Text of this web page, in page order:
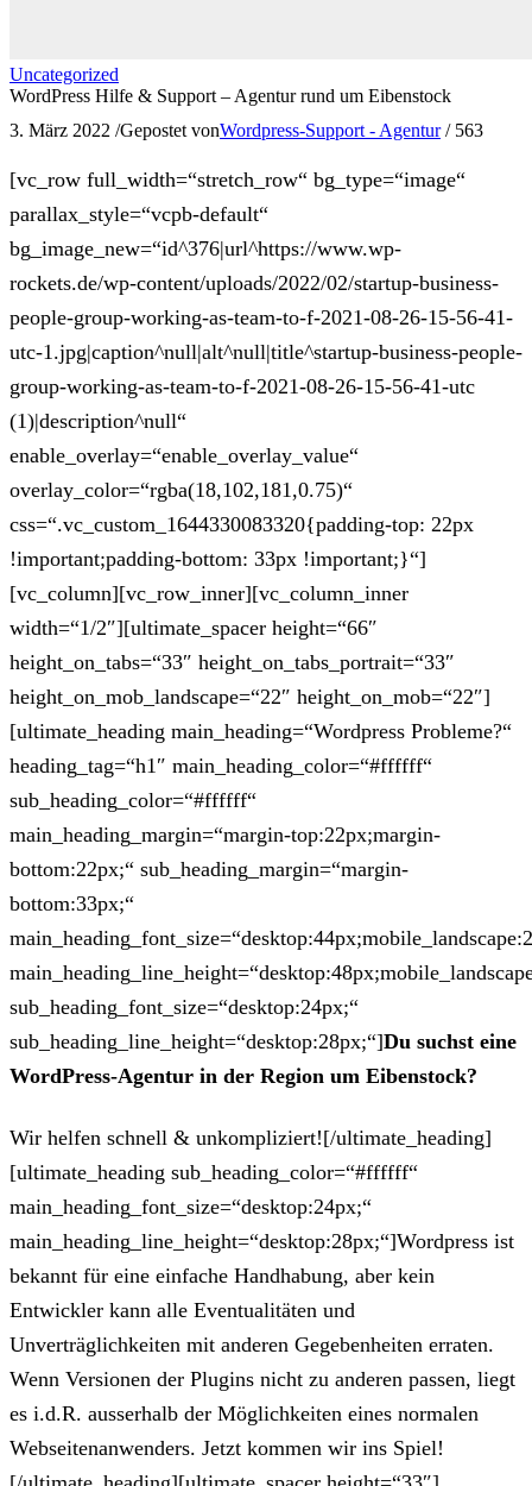
Uncategorized
WordPress Hilfe & Support – Agentur rund um Eibenstock
3. März 2022 /Gepostet vonWordpress-Support - Agentur / 563
[vc_row full_width=“stretch_row“ bg_type=“image“
parallax_style=“vcpb-default“
bg_image_new=“id^376|url^https://www.wp-
rockets.de/wp-content/uploads/2022/02/startup-business-
people-group-working-as-team-to-f-2021-08-26-15-56-41-
utc-1.jpg|caption^null|alt^null|title^startup-business-people-
group-working-as-team-to-f-2021-08-26-15-56-41-utc
(1)|description^null“
enable_overlay=“enable_overlay_value“
overlay_color=“rgba(18,102,181,0.75)“
css=“.vc_custom_1644330083320{padding-top: 22px
!important;padding-bottom: 33px !important;}“]
[vc_column][vc_row_inner][vc_column_inner
width=“1/2″][ultimate_spacer height=“66″
height_on_tabs=“33″ height_on_tabs_portrait=“33″
height_on_mob_landscape=“22″ height_on_mob=“22″]
[ultimate_heading main_heading=“Wordpress Probleme?“
heading_tag=“h1″ main_heading_color=“#ffffff“
sub_heading_color=“#ffffff“
main_heading_margin=“margin-top:22px;margin-
bottom:22px;“ sub_heading_margin=“margin-
bottom:33px;“
sub_heading_font_size=“desktop:24px;“
sub_heading_line_height=“desktop:28px;“]Du suchst eine
WordPress-Agentur in der Region um Eibenstock?
Wir helfen schnell & unkompliziert![/ultimate_heading]
[ultimate_heading sub_heading_color=“#ffffff“
main_heading_font_size=“desktop:24px;“
main_heading_line_height=“desktop:28px;“]Wordpress ist
bekannt für eine einfache Handhabung, aber kein
Entwickler kann alle Eventualitäten und
Unverträglichkeiten mit anderen Gegebenheiten erraten.
Wenn Versionen der Plugins nicht zu anderen passen, liegt
es i.d.R. ausserhalb der Möglichkeiten eines normalen
Webseitenanwenders. Jetzt kommen wir ins Spiel!